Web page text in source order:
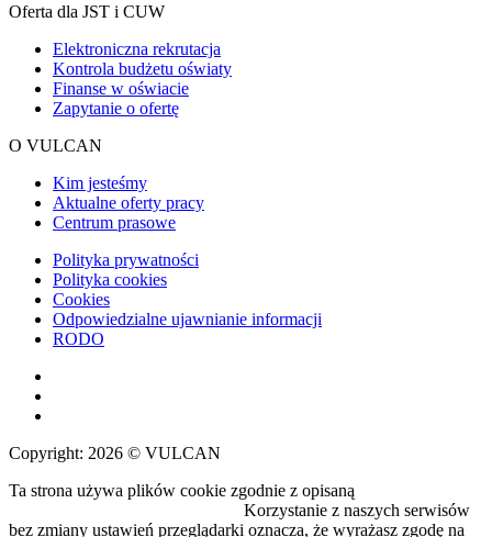
Oferta dla JST i CUW
Elektroniczna rekrutacja
Kontrola budżetu oświaty
Finanse w oświacie
Zapytanie o ofertę
O VULCAN
Kim jesteśmy
Aktualne oferty pracy
Centrum prasowe
Polityka prywatności
Polityka cookies
Cookies
Odpowiedzialne ujawnianie informacji
RODO
Copyright: 2026 © VULCAN
Ta strona używa plików cookie zgodnie z opisaną
Korzystanie z naszych serwisów
bez zmiany ustawień przeglądarki oznacza, że wyrażasz zgodę na